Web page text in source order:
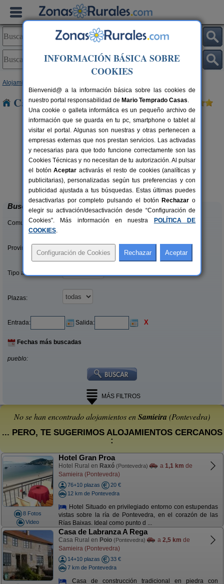
Alojamientos
Casas Rurales cerca de Samieira
30+6 pers.
desde35 €
Casa Rural Videira
Bueu (Pontevedra)
Buscar
Comunidades:
Provincias/Islas:
Tipo alquiler:
Plazas:
Entrada: Salida: X
Fechas más buscadas
pueblo:
MÁS FILTROS
No se han encontrado alojamientos enSamieira (Pontevedra)
... PERO, TE SUGERIMOS ALOJAMIENTOS CERCANOS
:
8 Fotos
Video
Hotel Gran Proa
Hotel Rural en Raxó (Pontevedra) a 1,1 km de
Samieira (Pontevedra)
76+10 plazas
20 €
12 km de Pontevedra
Hotel Situado en privilegiado entorno con estupendas
vistas sobre la ría de Pontevedra, en el corazón de las
Rías Baixas. Ideal como punto d ...
Casa de Labranza A Rega
Casa Rural en Poio (Pontevedra) a 2,5 km de
Samieira (Pontevedra)
14+10 plazas
33 €
7 km de Pontevedra
Casa de construcción tradicional en piedra con
INFORMACIÓN BÁSICA SOBRE
COOKIES
Bienvenid@ a la información básica sobre las cookies de
nuestro portal responsabilidad de Mario Temprado Casas.
Una cookie o galleta informática es un pequeño archivo de
información que se guarda en tu pc, smartphone o tablet al
visitar el portal. Algunas son nuestras y otras pertenecen a
empresas externas que nos prestan servicios. Las activadas
y necesarias para que todo funcione correctamente son las
Cookies Técnicas y no necesitan de tu autorización. Al pulsar
el botónAceptar activarás el resto de cookies (analíticas y
publicitarias), personalizadas según tus preferencias y con
publicidad ajustada a tus búsquedas. Estas últimas puedes
desactivarlas por completo pulsando el botón Rechazar o
elegir su activación/desactivación desde “Configuración de
Cookies”. Más información en nuestra
POLÍTICA DE
COOKIES.